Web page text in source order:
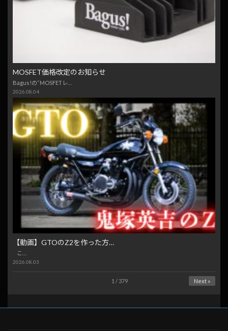
MOSFET価格改定のお知らせ
Bagus!の“MOSFETレ…
2026.08.04
【動画】GTOのZ2を作った方…
こ…
2026.08.03
1 / 379 Next »